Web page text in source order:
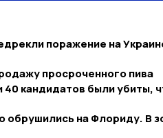
поражение на
просроченного пива
кандидатов были убиты,
на Флориду. В